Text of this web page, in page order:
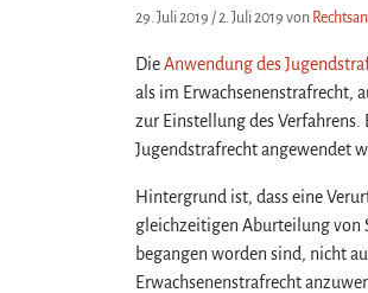
29. Juli 2019 /2. Juli 2019 von
DieAnwendung des
als im Erwachsenenstrafrecht,
zur Einstellung des
Jugendstrafrecht angewendet
Hintergrund ist, dass eine
gleichzeitigen Aburteilung von
begangen worden sind, nicht
Erwachsenenstrafrecht